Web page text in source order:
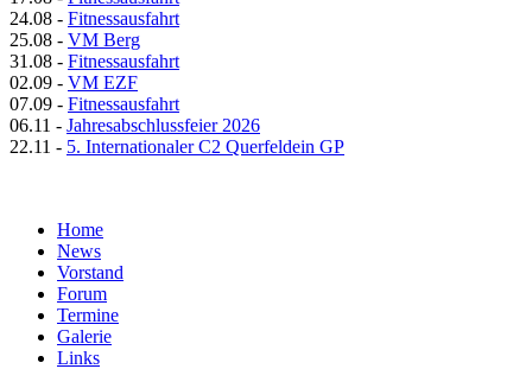
24.08 - Fitnessausfahrt
25.08 - VM Berg
31.08 - Fitnessausfahrt
02.09 - VM EZF
07.09 - Fitnessausfahrt
06.11 - Jahresabschlussfeier 2026
22.11 - 5. Internationaler C2 Querfeldein GP
Home
News
Vorstand
Forum
Termine
Galerie
Links